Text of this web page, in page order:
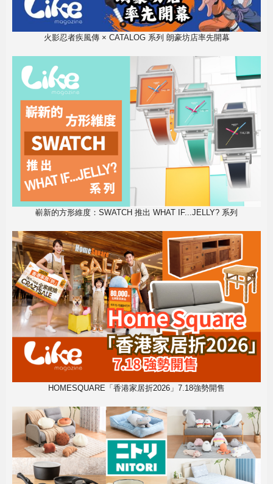
火影忍者疾風傳 × CATALOG 系列 朗豪坊店率先開幕
嶄新的方形維度：SWATCH 推出 WHAT IF...JELLY? 系列
HOMESQUARE「香港家居折2026」7.18強勢開售